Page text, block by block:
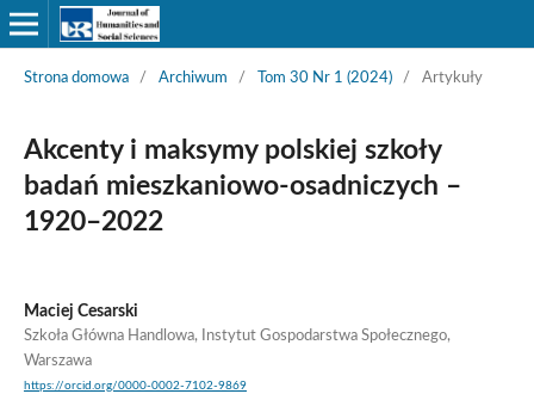
Strona domowa / Archiwum / Tom 30 Nr 1 (2024) / Artykuły
Akcenty i maksymy polskiej szkoły
badań mieszkaniowo-osadniczych –
1920–2022
Maciej Cesarski
Szkoła Główna Handlowa, Instytut Gospodarstwa Społecznego,
Warszawa
https://orcid.org/0000-0002-7102-9869